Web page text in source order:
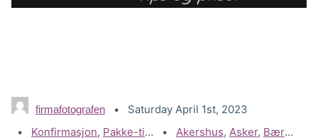
firmafotografen
Saturday April 1st, 2023
Categories:
Konfirmasjon, Pakke-tilbud Tags:
Akershus, Asker, Bærum